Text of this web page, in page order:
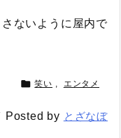
ないように屋内で
 笑い , エンタメ
Posted by とざなぼ